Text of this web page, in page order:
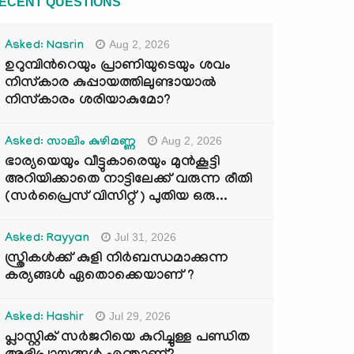
Asked: Nasrin Aug 2, 2026
ഉറുമ്പിന്‍റെയും പ്രാണിയുടെയും ശവം
നിസ്കാര കുപ്പായത്തിലുണ്ടായാൽ
നിസ്കാരം ശരിയാകുമോ?
Asked: സാലിം കുഴിമണ്ണ Aug 2, 2026
ഭാര്യയെയും വീട്ടുകാരെയും മുൻകൂട്ടി
അറിയിക്കാതെ നാട്ടിലേക്ക് വരുന്ന രീതി
(സർപ്രൈസ് വിസിറ്റ് ) പുതിയ ഒരു...
Asked: Rayyan Jul 31, 2026
സ്ത്രികൾക്ക് കുളി നിർബന്ധമാക്കുന്ന
കര്യങ്ങൾ ഏതൊക്കെയാണ് ?
Asked: Hashir Jul 29, 2026
പ്ലാസ്റ്റിക് സർജറിയെ കുറിച്ചുള്ള പണ്ഡിത